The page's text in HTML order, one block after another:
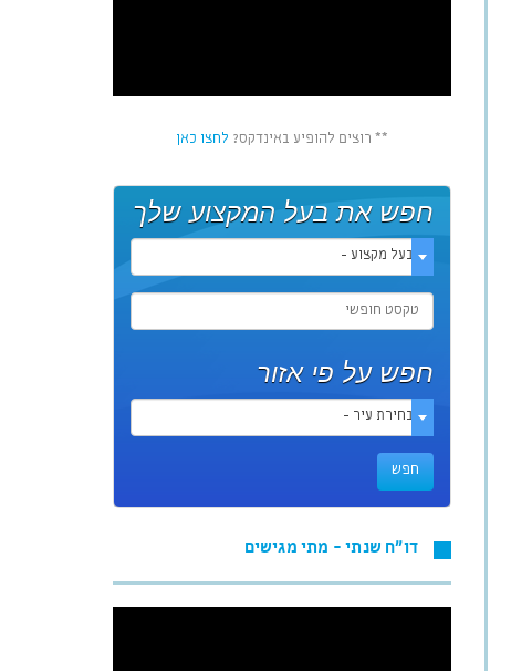
** רוצים להופיע באינדקס? לחצו כאן
חפש את בעל המקצוע שלך
- בעל מקצוע -
חפש על פי אזור
- בחירת עיר -
דו"ח שנתי - מתי מגישים